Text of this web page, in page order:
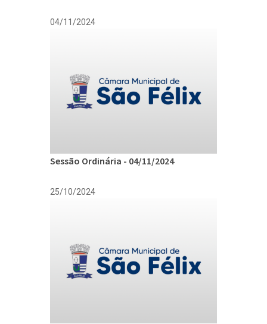
04/11/2024
Sessão Ordinária - 04/11/2024
25/10/2024